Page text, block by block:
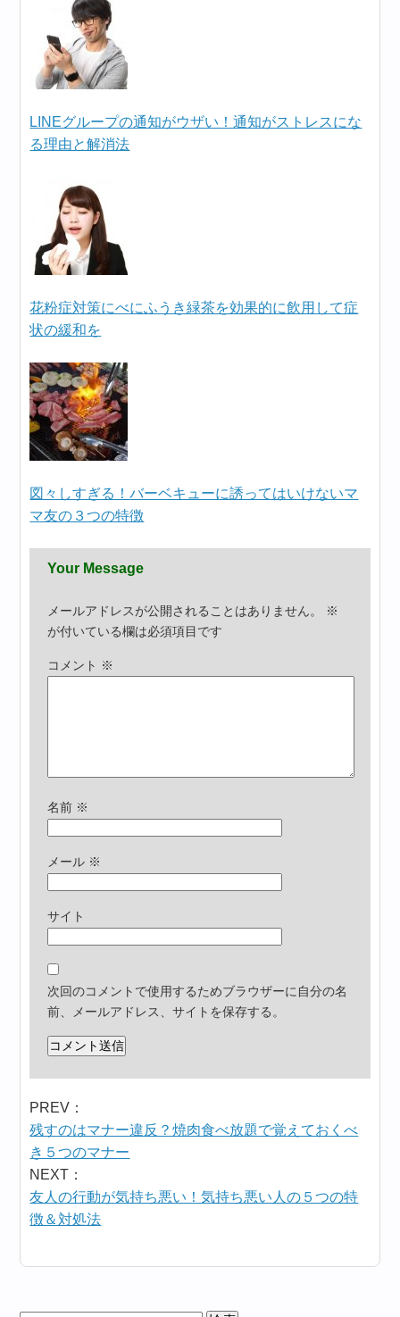
LINEグループの通知がウザい！通知がストレスにな
る理由と解消法
花粉症対策にべにふうき緑茶を効果的に飲用して症
状の緩和を
図々しすぎる！バーベキューに誘ってはいけないマ
マ友の３つの特徴
Your Message
メールアドレスが公開されることはありません。
※
が付いている欄は必須項目です
コメント ※
名前 ※
メール ※
サイト
次回のコメントで使用するためブラウザーに自分の名
前、メールアドレス、サイトを保存する。
PREV：
残すのはマナー違反？焼肉食べ放題で覚えておくべ
き５つのマナー
NEXT：
友人の行動が気持ち悪い！気持ち悪い人の５つの特
徴＆対処法